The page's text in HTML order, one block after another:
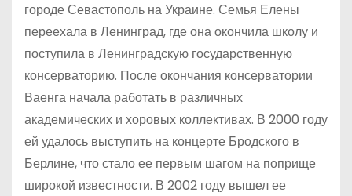
городе Севастополь на Украине. Семья Елены
переехала в Ленинград, где она окончила школу и
поступила в Ленинградскую государственную
консерваторию. После окончания консерватории
Ваенга начала работать в различных
академических и хоровых коллективах. В 2000 году
ей удалось выступить на концерте Бродского в
Берлине, что стало ее первым шагом на поприще
широкой известности. В 2002 году вышел ее